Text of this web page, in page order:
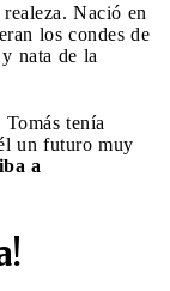
Nació en
los condes de
nata de la
tenía
un futuro muy
a